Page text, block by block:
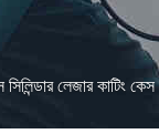
লেজার কাটিং কেস